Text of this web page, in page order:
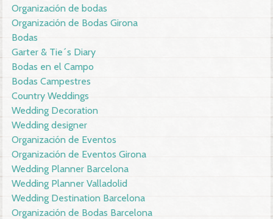
Organización de bodas
Organización de Bodas Girona
Bodas
Garter & Tie´s Diary
Bodas en el Campo
Bodas Campestres
Country Weddings
Wedding Decoration
Wedding designer
Organización de Eventos
Organización de Eventos Girona
Wedding Planner Barcelona
Wedding Planner Valladolid
Wedding Destination Barcelona
Organización de Bodas Barcelona